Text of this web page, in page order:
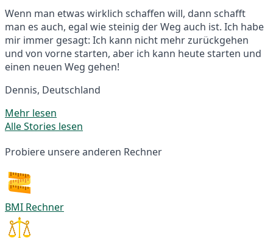
Wenn man etwas wirklich schaffen will, dann schafft
man es auch, egal wie steinig der Weg auch ist. Ich habe
mir immer gesagt: Ich kann nicht mehr zurückgehen
und von vorne starten, aber ich kann heute starten und
einen neuen Weg gehen!
Dennis, Deutschland
Mehr lesen
Alle Stories lesen
Probiere unsere anderen Rechner
BMI Rechner